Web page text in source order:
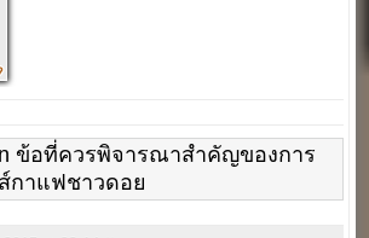
ข้อที่ควรพิจารณาสำคัญของการ
กาแฟชาวดอย